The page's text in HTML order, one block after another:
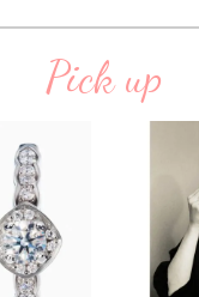
Pick up